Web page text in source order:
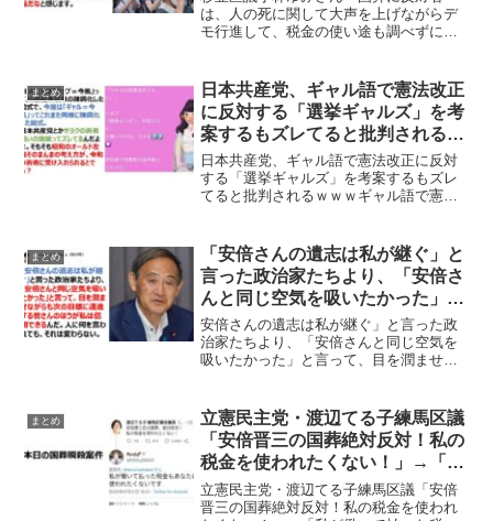
血税が！」と言うのは理解できな
いし下品」
は、人の死に関して大声を上げながらデ
モ行進して、税金の使い途も調べずに
ちは、「そういう方もいらっしゃるんだ
な」と理解するにしても、人の...
まとめ
日本共産党、ギャル語で憲法改正
に反対する「選挙ギャルズ」を考
案するもズレてると批判されるｗ
ｗｗ
日本共産党、ギャル語で憲法改正に反対
する「選挙ギャルズ」を考案するもズレ
てると批判されるｗｗｗギャル語で憲法
うに、左翼の若者狙いの施策は陳腐化し
てズレてると批判され...
まとめ
「安倍さんの遺志は私が継ぐ」と
言った政治家たちより、「安倍さ
んと同じ空気を吸いたかった」と
言って、目を潤ませながらも次の
目標に邁進する菅さんのほうが私
は信用できる
安倍さんの遺志は私が継ぐ」と言った政
治家たちより、「安倍さんと同じ空気を
吸いたかった」と言って、目を潤ませな
が継ぐ」と言った政治家たちより、「安
倍さんと同じ空気を吸いた...
まとめ
立憲民主党・渡辺てる子練馬区議
「安倍晋三の国葬絶対反対！私の
税金を使われたくない！」→「私
が働いて払った税金もあなたに使
われたくない」と特大ブーメラン
立憲民主党・渡辺てる子練馬区議「安倍
晋三の国葬絶対反対！私の税金を使われ